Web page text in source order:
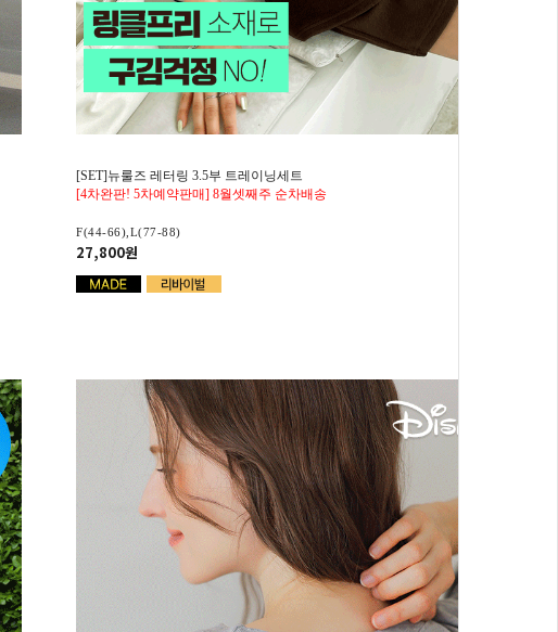
[SET]뉴룰즈 레터링 3.5부 트레이닝세트
[4차완판! 5차예약판매] 8월셋째주 순차배송
F(44-66),L(77-88)
27,800원